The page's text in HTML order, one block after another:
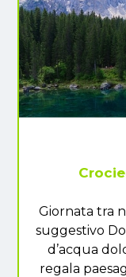
Giornata tra
suggestivo
d’acqua
regala